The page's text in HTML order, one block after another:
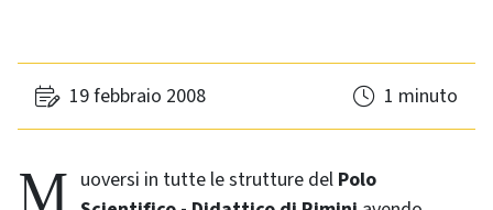
19 febbraio 2008 1 minuto
Muoversi in tutte le strutture del Polo